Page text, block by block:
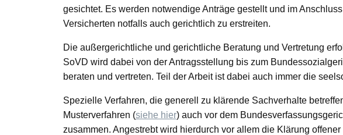
gesichtet. Es werden notwendige Anträge gestellt und im
Versicherten notfalls auch gerichtlich zu erstreiten.
Die außergerichtliche und gerichtliche Beratung und Vertretung
SoVD wird dabei von der Antragsstellung bis zum
beraten und vertreten. Teil der Arbeit ist dabei auch immer die
Spezielle Verfahren, die generell zu klärende Sachverhalte
Musterverfahren (siehe hier) auch vor dem
zusammen. Angestrebt wird hierdurch vor allem die Klärung